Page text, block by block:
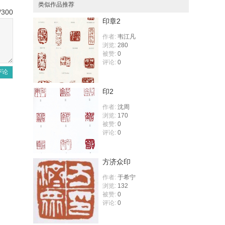
论
类似作品推荐
印章2
作者: 韦江凡
浏览: 280
被赞: 0
评论: 0
印2
作者: 沈周
浏览: 170
被赞: 0
评论: 0
方济众印
作者: 于希宁
浏览: 132
被赞: 0
评论: 0